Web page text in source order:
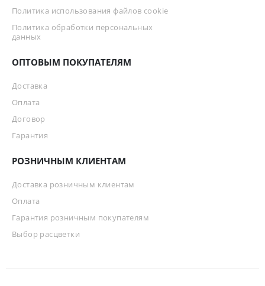
Политика использования файлов cookie
Политика обработки персональных
данных
ОПТОВЫМ ПОКУПАТЕЛЯМ
Доставка
Оплата
Договор
Гарантия
РОЗНИЧНЫМ КЛИЕНТАМ
Доставка розничным клиентам
Оплата
Гарантия розничным покупателям
Выбор расцветки